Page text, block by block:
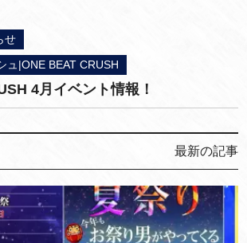
せ
ュ|ONE BEAT CRUSH
4月イベント情報！
最新の記事